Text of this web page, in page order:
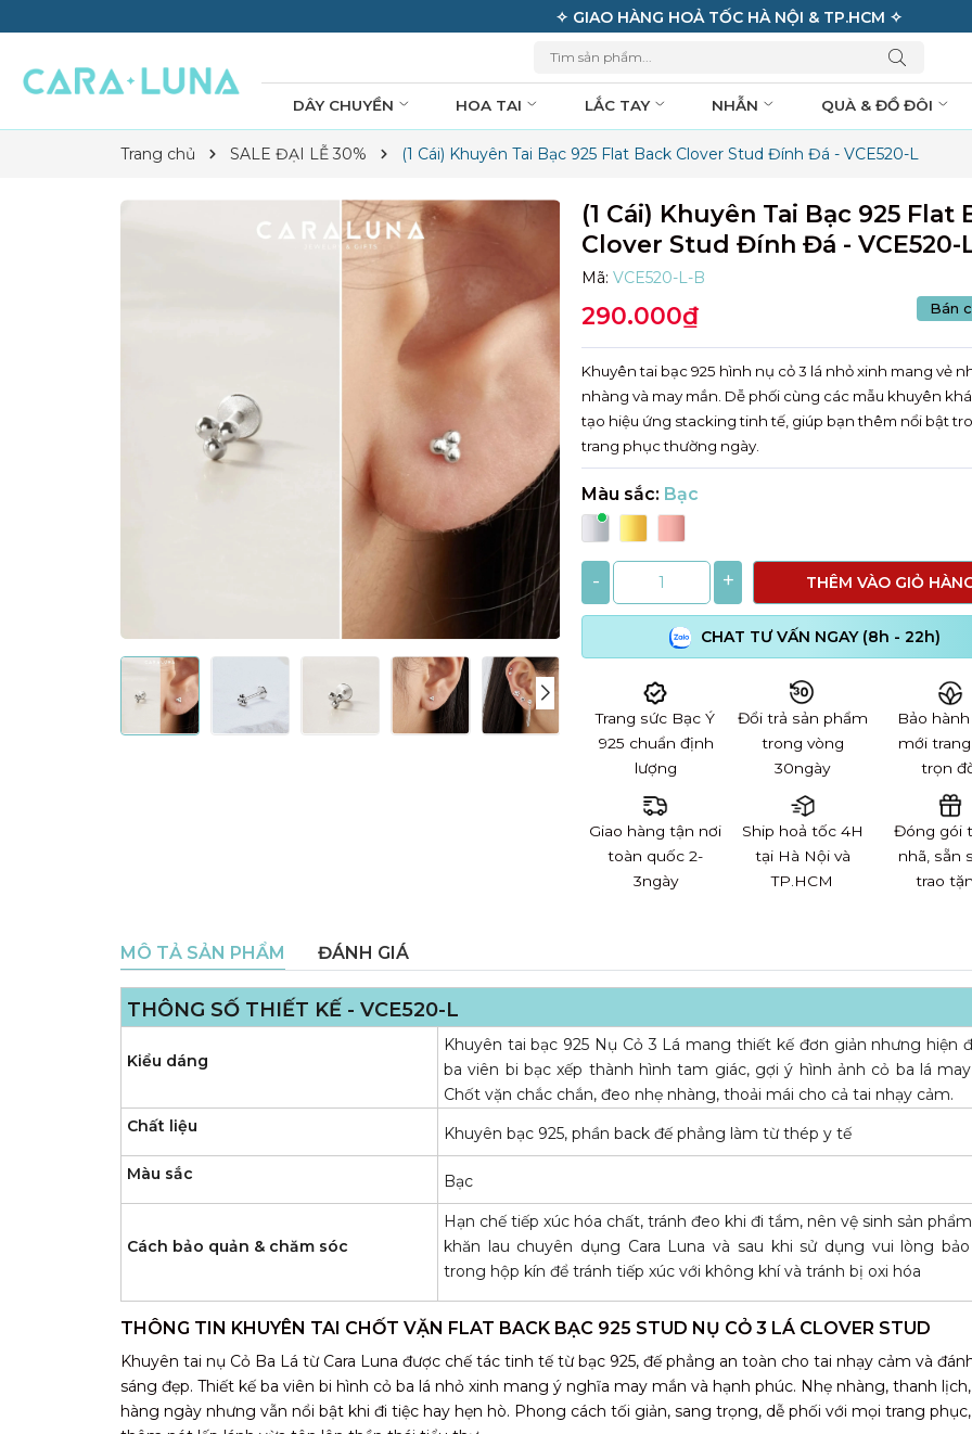
✧ GIAO HÀNG HOẢ TỐC HÀ NỘI & TP.HCM ✧
DÂY CHUYỀN HOA TAI LẮC TAY NHẪN QUÀ & ĐỒ ĐÔI
Trang chủ SALE ĐẠI LỄ 30% (1 Cái) Khuyên Tai Bạc 925 Flat Back Clover Stud Đính Đá - VCE520-L
(1 Cái) Khuyên Tai Bạc 925 Flat
Clover Stud Đính Đá - VCE520-
Mã:VCE520-L-B
Bán
290.000₫
Khuyên tai bạc 925 hình nụ cỏ 3 lá nhỏ xinh mang vẻ
nhàng và may mắn. Dễ phối cùng các mẫu khuyên
tạo hiệu ứng stacking tinh tế, giúp bạn thêm nổi bật
trang phục thường ngày.
Màu sắc: Bạc
- + THÊM VÀO GIỎ
CHAT TƯ VẤN NGAY (8h - 22h)
Trang sức Bạc Ý
925 chuẩn định
lượng
Đổi trả sản phẩm
trong vòng
30ngày
Bảo
mới
trọn
Giao hàng tận nơi
toàn quốc 2-
3ngày
Ship hoả tốc 4H
tại Hà Nội và
TP.HCM
Đóng gói
nhã, sẵn
trao
MÔ TẢ SẢN PHẨM ĐÁNH GIÁ
THÔNG SỐ THIẾT KẾ - VCE520-L
Kiểu dáng
Khuyên tai bạc 925 Nụ Cỏ 3 Lá mang thiết kế đơn giản nhưng hiện
ba viên bi bạc xếp thành hình tam giác, gợi ý hình ảnh cỏ ba lá
Chốt vặn chắc chắn, đeo nhẹ nhàng, thoải mái cho cả tai nhạy cảm.
Chất liệu
Khuyên bạc 925, phần back đế phẳng làm từ thép y tế
Màu sắc Bạc
Cách bảo quản & chăm sóc
Hạn chế tiếp xúc hóa chất, tránh đeo khi đi tắm, nên vệ sinh sản
khăn lau chuyên dụng Cara Luna và sau khi sử dụng vui lòng
trong hộp kín để tránh tiếp xúc với không khí và tránh bị oxi hóa
THÔNG TIN KHUYÊN TAI CHỐT VẶN FLAT BACK BẠC 925 STUD NỤ CỎ 3 LÁ CLOVER STUD
Khuyên tai nụ Cỏ Ba Lá từ Cara Luna được chế tác tinh tế từ bạc 925, đế phẳng an toàn cho tai nhạy cảm và
sáng đẹp. Thiết kế ba viên bi hình cỏ ba lá nhỏ xinh mang ý nghĩa may mắn và hạnh phúc. Nhẹ nhàng, thanh
hàng ngày nhưng vẫn nổi bật khi đi tiệc hay hẹn hò. Phong cách tối giản, sang trọng, dễ phối với mọi trang